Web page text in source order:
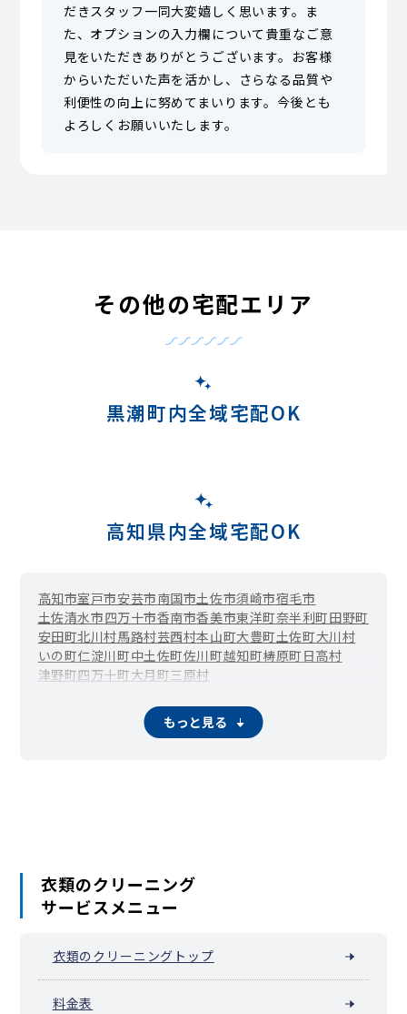
だきスタッフ一同大変嬉しく思います。ま
た、オプションの入力欄について貴重なご意
見をいただきありがとうございます。お客様
からいただいた声を活かし、さらなる品質や
利便性の向上に努めてまいります。今後とも
よろしくお願いいたします。
その他の宅配エリア
黒潮町内全域宅配OK
高知県内全域宅配OK
高知市室戸市安芸市南国市土佐市須崎市宿毛市
土佐清水市四万十市香南市香美市東洋町奈半利町田野町
安田町北川村馬路村芸西村本山町大豊町土佐町大川村
いの町仁淀川町中土佐町佐川町越知町梼原町 日高村
津野町四万十町大月町三原村
もっと見る
衣類のクリーニング
サービスメニュー
衣類のクリーニングトップ
料金表